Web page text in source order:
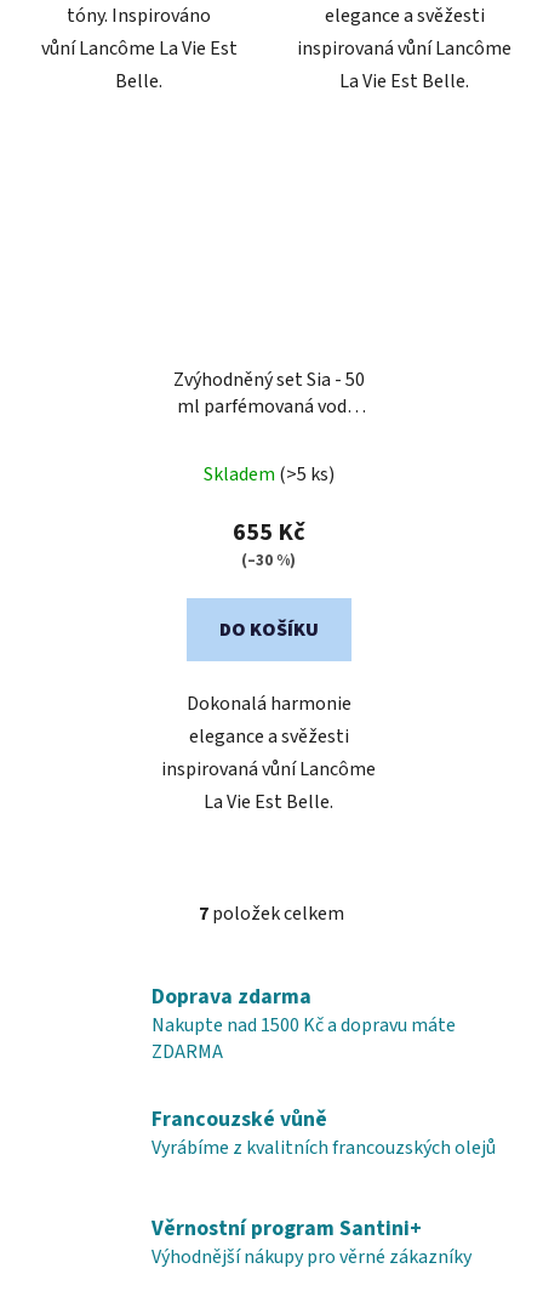
tóny. Inspirováno
vůní Lancôme La Vie Est
Belle.
elegance a svěžesti
inspirovaná vůní Lancôme
La Vie Est Belle.
Zvýhodněný set Sia - 50
ml parfémovaná voda,
difuzér
Skladem (>5 ks)
655 Kč
(–30 %)
DO KOŠÍKU
Dokonalá harmonie
elegance a svěžesti
inspirovaná vůní Lancôme
La Vie Est Belle.
O
á
d
í
p
r
k
y
v
7položek celkem
Doprava zdarma
Nakupte nad 1500 Kč a dopravu máte
ZDARMA
Francouzské vůně
Vyrábíme z kvalitních francouzských olejů
Věrnostní program Santini+
Výhodnější nákupy pro věrné zákazníky